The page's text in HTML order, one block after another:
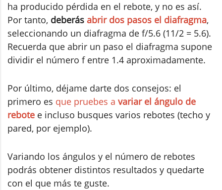
ha producido pérdida en el rebote, y no es así.
Por tanto, deberás abrir dos pasos el diafragma,
seleccionando un diafragma de f/5.6 (11/2 = 5.6).
Recuerda que abrir un paso el diafragma supone
dividir el número f entre 1.4 aproximadamente.
Por último, déjame darte dos consejos: el
primero es que pruebes a variar el ángulo de
rebote e incluso busques varios rebotes (techo y
pared, por ejemplo).
Variando los ángulos y el número de rebotes
podrás obtener distintos resultados y quedarte
con el que más te guste.